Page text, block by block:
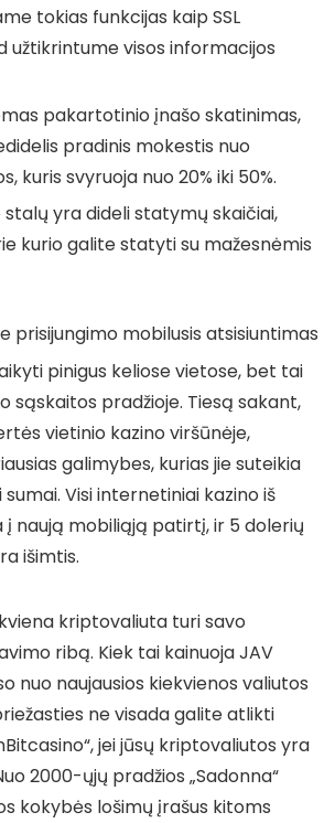
tokias funkcijas kaip SSL
užtikrintume visos informacijos
pakartotinio įnašo skatinimas,
pradinis mokestis nuo
kuris svyruoja nuo 20% iki 50%.
stalų yra dideli statymų skaičiai,
kurio galite statyti su mažesnėmis
pinigus keliose vietose, bet tai
sąskaitos pradžioje. Tiesą sakant,
vietinio kazino viršūnėje,
galimybes, kurias jie suteikia
Visi internetiniai kazino iš
į naują mobiliąją patirtį, ir 5 dolerių
išimtis.
kriptovaliuta turi savo
ribą. Kiek tai kainuoja JAV
nuo naujausios kiekvienos valiutos
ne visada galite atlikti
jei jūsų kriptovaliutos yra
2000-ųjų pradžios „Sadonna“
kokybės lošimų įrašus kitoms